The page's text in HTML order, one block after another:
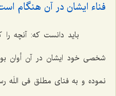
فناء ایشان در آن هنگام
باید دانست که: آنچه را
شخصی خود ایشان در آن أوان
نموده و به فنای مطلق فی اللَه